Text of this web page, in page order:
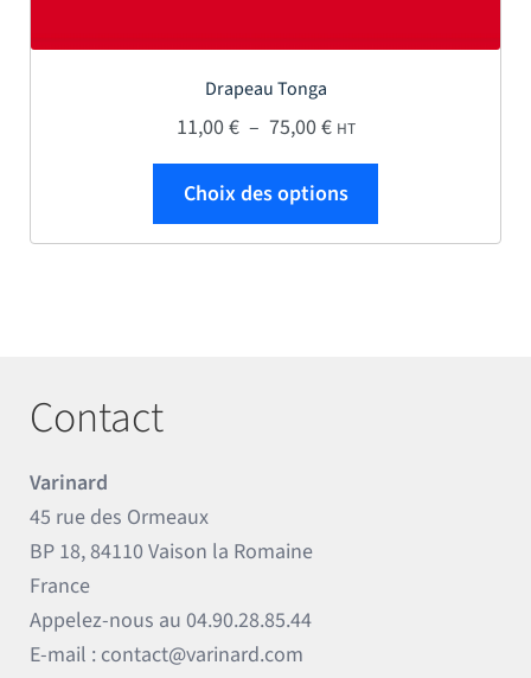
Drapeau Tonga
11,00€ – 75,00€Plage de prix : 11,00 €
HT
Choix des options
Contact
Varinard
45 rue des Ormeaux
BP 18, 84110 Vaison la Romaine
France
Appelez-nous au04.90.28.85.44
E-mail : contact@varinard.com